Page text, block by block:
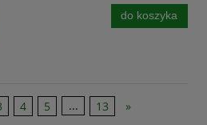
do koszyka
4 5 ... 13 »